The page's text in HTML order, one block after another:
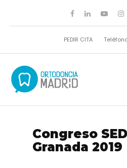
PEDIR CITA
Congreso
Granada 2019